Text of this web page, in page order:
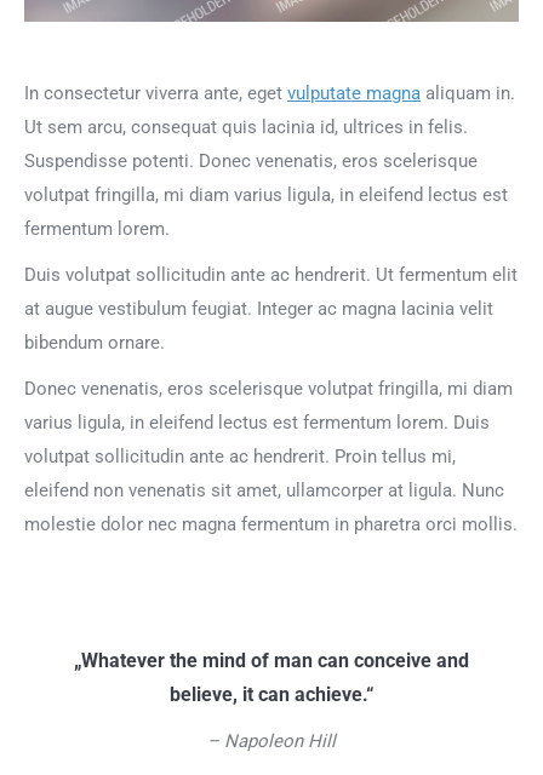
In consectetur viverra ante, eget vulputate magna aliquam in.
Ut sem arcu, consequat quis lacinia id, ultrices in felis.
Suspendisse potenti. Donec venenatis, eros scelerisque
volutpat fringilla, mi diam varius ligula, in eleifend lectus est
fermentum lorem.
Duis volutpat sollicitudin ante ac hendrerit. Ut fermentum elit
at augue vestibulum feugiat. Integer ac magna lacinia velit
bibendum ornare.
Donec venenatis, eros scelerisque volutpat fringilla, mi diam
varius ligula, in eleifend lectus est fermentum lorem. Duis
volutpat sollicitudin ante ac hendrerit. Proin tellus mi,
eleifend non venenatis sit amet, ullamcorper at ligula. Nunc
molestie dolor nec magna fermentum in pharetra orci mollis.
„Whatever the mind of man can conceive and
believe, it can achieve.“
– Napoleon Hill